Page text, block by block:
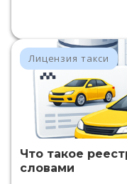
Лицензия такси
Что такое
словами